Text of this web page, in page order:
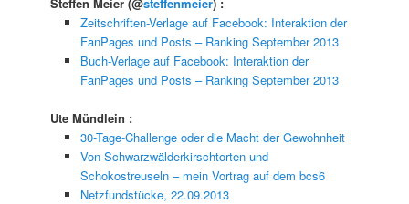
Zeitschriften-Verlage auf Facebook: Interaktion der
FanPages und Posts – Ranking September 2013
Buch-Verlage auf Facebook: Interaktion der
FanPages und Posts – Ranking September 2013
Ute Mündlein :
30-Tage-Challenge oder die Macht der Gewohnheit
Von Schwarzwälderkirschtorten und
Schokostreuseln – mein Vortrag auf dem bcs6
Netzfundstücke, 22.09.2013